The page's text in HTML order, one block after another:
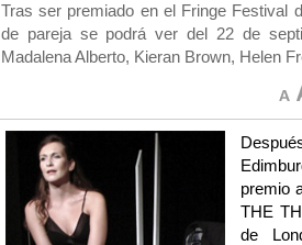
Tras ser premiado en el Fringe Festival
de pareja se podrá ver del 22 de
Madalena Alberto, Kieran Brown, Helen
premio
THE
de